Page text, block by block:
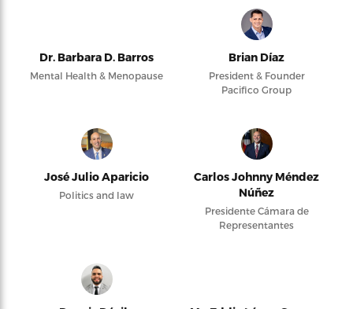
Dr. Barbara D. Barros
Mental Health & Menopause
Brian Díaz
President & Founder
Pacifico Group
José Julio Aparicio
Politics and law
Carlos Johnny Méndez
Núñez
Presidente Cámara de
Representantes